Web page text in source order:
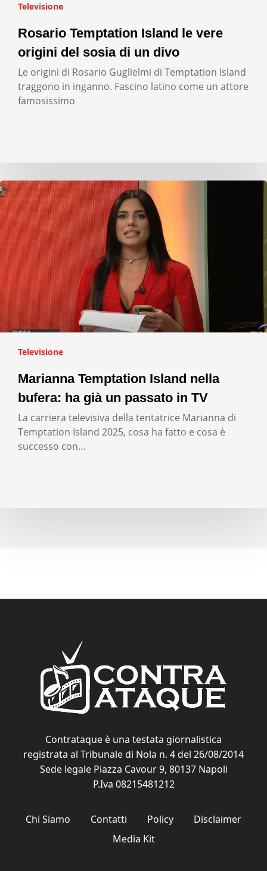
Televisione
Rosario Temptation Island le vere
origini del sosia di un divo
Le origini di Rosario Guglielmi di Temptation Island
traggono in inganno. Fascino latino come un attore
famosissimo
Televisione
Marianna Temptation Island nella
bufera: ha già un passato in TV
La carriera televisiva della tentatrice Marianna di
Temptation Island 2025, cosa ha fatto e cosa è
successo con…
Contrataque è una testata giornalistica
registrata al Tribunale di Nola n. 4 del 26/08/2014
Sede legale Piazza Cavour 9, 80137 Napoli
P.Iva 08215481212
Chi Siamo Contatti Policy
Disclaimer
Media Kit